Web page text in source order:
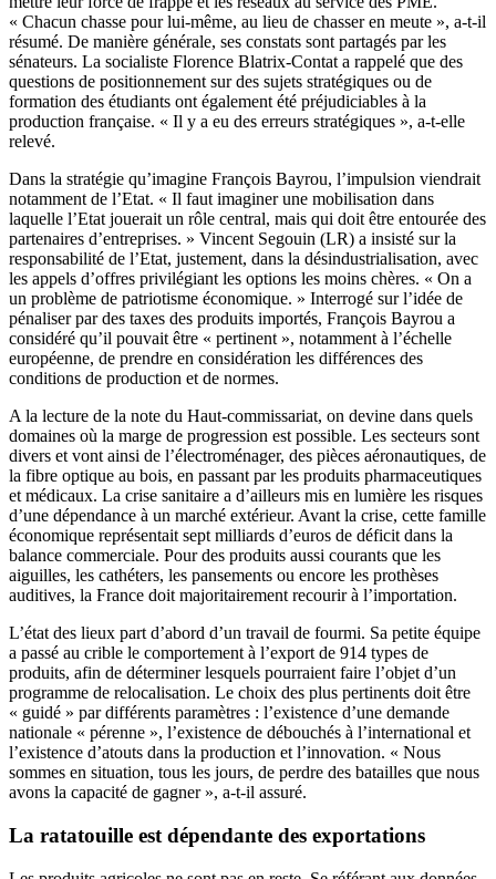
« Chacun chasse pour lui-même, au lieu de chasser en meute », a-t-il
résumé. De manière générale, ses constats sont partagés par les
sénateurs. La socialiste Florence Blatrix-Contat a rappelé que des
questions de positionnement sur des sujets stratégiques ou de
formation des étudiants ont également été préjudiciables à la
production française. « Il y a eu des erreurs stratégiques », a-t-elle
relevé.
Dans la stratégie qu’imagine François Bayrou, l’impulsion viendrait
notamment de l’Etat. « Il faut imaginer une mobilisation dans
laquelle l’Etat jouerait un rôle central, mais qui doit être entourée des
partenaires d’entreprises. » Vincent Segouin (LR) a insisté sur la
responsabilité de l’Etat, justement, dans la désindustrialisation, avec
les appels d’offres privilégiant les options les moins chères. « On a
un problème de patriotisme économique. » Interrogé sur l’idée de
pénaliser par des taxes des produits importés, François Bayrou a
considéré qu’il pouvait être « pertinent », notamment à l’échelle
européenne, de prendre en considération les différences des
conditions de production et de normes.
A la lecture de la note du Haut-commissariat, on devine dans quels
domaines où la marge de progression est possible. Les secteurs sont
divers et vont ainsi de l’électroménager, des pièces aéronautiques, de
la fibre optique au bois, en passant par les produits pharmaceutiques
et médicaux. La crise sanitaire a d’ailleurs mis en lumière les risques
d’une dépendance à un marché extérieur. Avant la crise, cette famille
économique représentait sept milliards d’euros de déficit dans la
balance commerciale. Pour des produits aussi courants que les
aiguilles, les cathéters, les pansements ou encore les prothèses
auditives, la France doit majoritairement recourir à l’importation.
L’état des lieux part d’abord d’un travail de fourmi. Sa petite équipe
a passé au crible le comportement à l’export de 914 types de
produits, afin de déterminer lesquels pourraient faire l’objet d’un
programme de relocalisation. Le choix des plus pertinents doit être
« guidé » par différents paramètres : l’existence d’une demande
nationale « pérenne », l’existence de débouchés à l’international et
l’existence d’atouts dans la production et l’innovation. « Nous
sommes en situation, tous les jours, de perdre des batailles que nous
avons la capacité de gagner », a-t-il assuré.
La ratatouille est dépendante des exportations